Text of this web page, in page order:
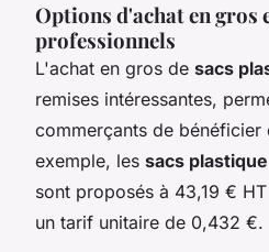
Options d'achat en gros
professionnels
L'achat en gros de sacs
remises intéressantes,
commerçants de bénéficier
exemple, les sacs
sont proposés à 43,19 €
un tarif unitaire de 0,432 €.